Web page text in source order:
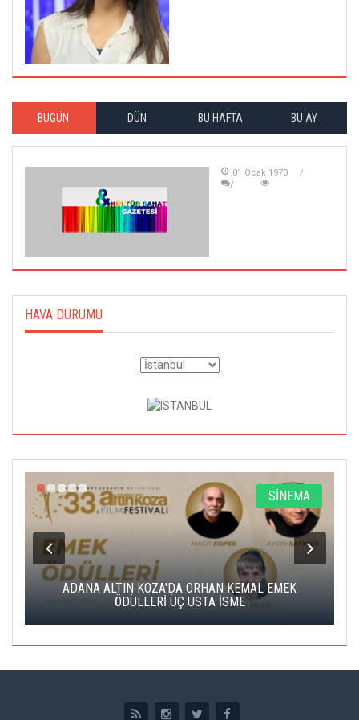
BUGÜN DÜN BU HAFTA BU AY
01 Ocak 1970
HAVA DURUMU
SİNEMA
ADANA ALTIN KOZA'DA ORHAN KEMAL EMEK
ÖDÜLLERİ ÜÇ USTA İSME